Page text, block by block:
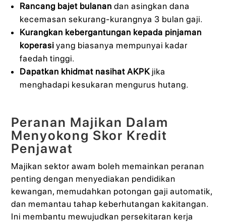
Rancang bajet bulanan dan asingkan dana
kecemasan sekurang-kurangnya 3 bulan gaji.
Kurangkan kebergantungan kepada pinjaman
koperasi yang biasanya mempunyai kadar
faedah tinggi.
Dapatkan khidmat nasihat AKPKjika
menghadapi kesukaran mengurus hutang.
Peranan Majikan Dalam
Menyokong Skor Kredit
Penjawat
Majikan sektor awam boleh memainkan peranan
penting dengan menyediakan pendidikan
kewangan, memudahkan potongan gaji automatik,
dan memantau tahap keberhutangan kakitangan.
Ini membantu mewujudkan persekitaran kerja